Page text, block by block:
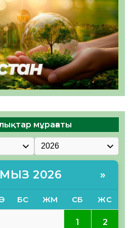
мұрағаты
2026 »
БС ЖМ СБ ЖС
1 2